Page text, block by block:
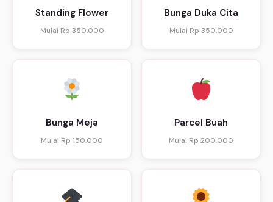
Standing Flower
Mulai Rp 350.000
Bunga Duka Cita
Mulai Rp 350.000
Bunga Meja
Mulai Rp 150.000
Parcel Buah
Mulai Rp 200.000